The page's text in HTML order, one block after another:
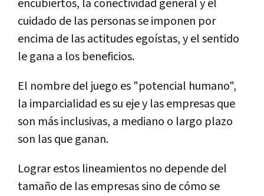
encubiertos, la conectividad general y el
cuidado de las personas se imponen por
encima de las actitudes egoístas, y el sentido
le gana a los beneficios.
El nombre del juego es "potencial humano",
la imparcialidad es su eje y las empresas que
son más inclusivas, a mediano o largo plazo
son las que ganan.
Lograr estos lineamientos no depende del
tamaño de las empresas sino de cómo se